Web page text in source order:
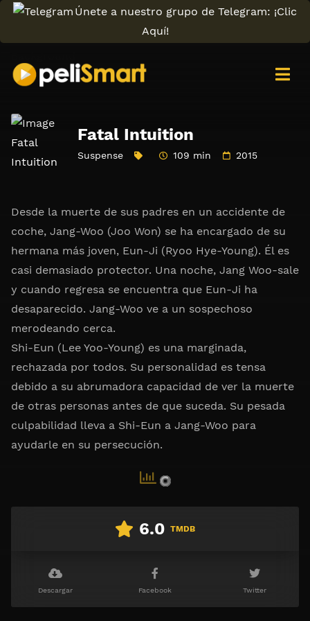
Únete a nuestro grupo de Telegram: ¡Clic
Aquí!
Fatal Intuition
Suspense 109 min 2015
Desde la muerte de sus padres en un accidente de
coche, Jang-Woo (Joo Won) se ha encargado de su
hermana más joven, Eun-Ji (Ryoo Hye-Young). Él es
casi demasiado protector. Una noche, Jang Woo-sale
y cuando regresa se encuentra que Eun-Ji ha
desaparecido. Jang-Woo ve a un sospechoso
merodeando cerca.
Shi-Eun (Lee Yoo-Young) es una marginada,
rechazada por todos. Su personalidad es tensa
debido a su abrumadora capacidad de ver la muerte
de otras personas antes de que suceda. Su pesada
culpabilidad lleva a Shi-Eun a Jang-Woo para
ayudarle en su persecución.
6.0 TMDB
Descargar Facebook Twitter